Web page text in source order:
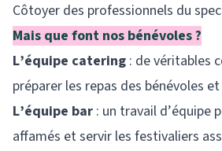
Côtoyer des professionnels du
Mais que font nos bénévoles ?
L’équipe catering : de véritables
préparer les repas des bénévoles
L’équipe bar : un travail d’équipe
affamés et servir les festivaliers